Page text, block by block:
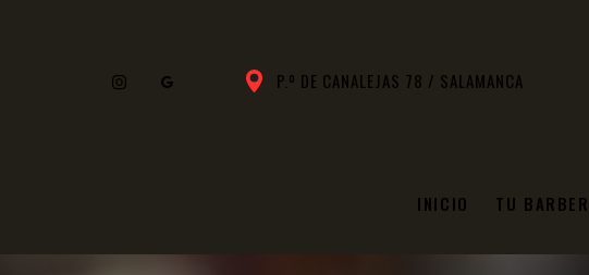
P.º DE CANALEJAS 78 / SALAMANCA
INICIO TU